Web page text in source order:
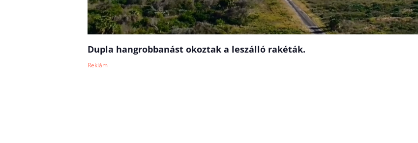
Dupla hangrobbanást okoztak a leszálló rakéták.
Reklám